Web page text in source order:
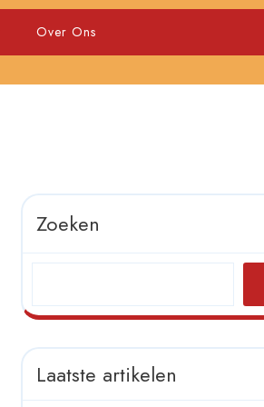
Over Ons
Zoeken
Laatste artikelen